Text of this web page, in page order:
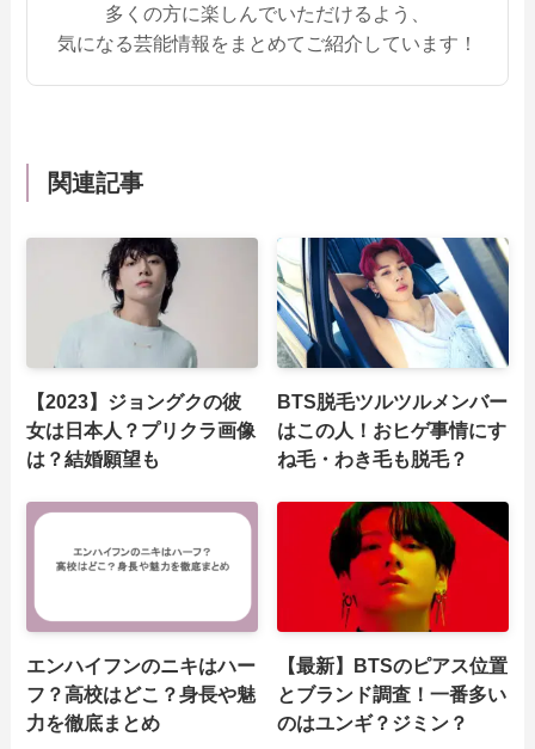
多くの方に楽しんでいただけるよう、
気になる芸能情報をまとめてご紹介しています！
関連記事
【2023】ジョングクの彼
女は日本人？プリクラ画像
は？結婚願望も
BTS脱毛ツルツルメンバー
はこの人！おヒゲ事情にす
ね毛・わき毛も脱毛？
エンハイフンのニキはハー
フ？高校はどこ？身長や魅
力を徹底まとめ
【最新】BTSのピアス位置
とブランド調査！一番多い
のはユンギ？ジミン？